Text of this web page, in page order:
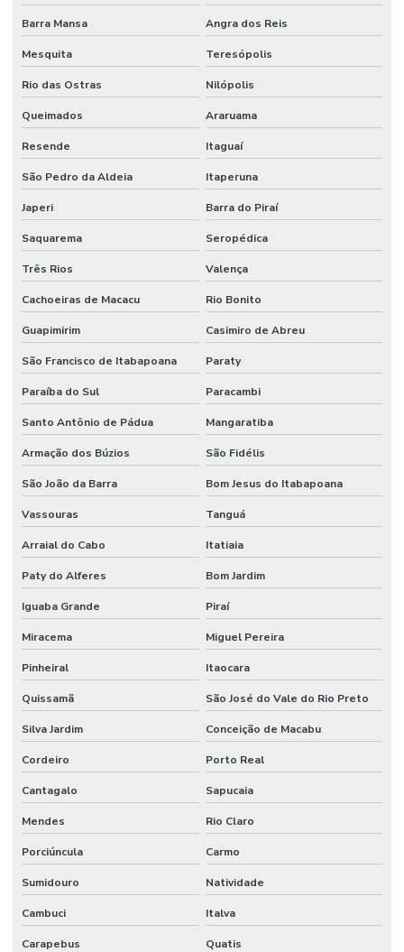
Empresas que terceirizam serviços de produção
Engenheiros terceirizados
Gestão de ativos
Gestão de custos de manutenção para empresas
Gestão De Manutenção Preditiva
Gestão estratégica de ativos industriais
Higienização De Área Comum
Higienização De Banheiros Comerciais
Higienização De Escritórios
Higienização De Superfícies Comerciais E Industriais
Higienização Profunda De Ambientes Comerciais
Higienização Profunda De Escritórios E Sanitários
Inspeções Regulares De Equipamentos
Limpeza De Ambientes
Limpeza De Ambientes Industriais
Limpeza De Áreas De Convivência
Limpeza De Áreas Externas E Jardins
Limpeza De Áreas Industriais
Limpeza De Banheiros Comerciais
Limpeza De Banheiros E Áreas Comuns
Limpeza De Escritórios E Ambientes Comerciais
Limpeza De Estruturas E Pisos Industriais
Limpeza De Estruturas Industriais
Barra Mansa Angra dos Reis
Mesquita Teresópolis
Rio das Ostras Nilópolis
Queimados Araruama
Resende Itaguaí
São Pedro da Aldeia Itaperuna
Japeri Barra do Piraí
Saquarema Seropédica
Três Rios Valença
Cachoeiras de Macacu Rio Bonito
Guapimirim Casimiro de Abreu
São Francisco de Itabapoana Paraty
Paraíba do Sul Paracambi
Santo Antônio de Pádua Mangaratiba
Armação dos Búzios São Fidélis
São João da Barra Bom Jesus do Itabapoana
Vassouras Tanguá
Arraial do Cabo Itatiaia
Paty do Alferes Bom Jardim
Iguaba Grande Piraí
Miracema Miguel Pereira
Pinheiral Itaocara
Quissamã São José do Vale do Rio Preto
Silva Jardim Conceição de Macabu
Cordeiro Porto Real
Cantagalo Sapucaia
Mendes Rio Claro
Porciúncula Carmo
Sumidouro Natividade
Cambuci Italva
Carapebus Quatis